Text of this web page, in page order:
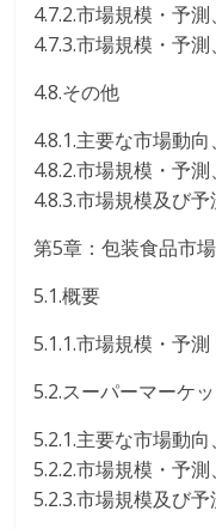
4.7.2.市場規模・予
4.7.3.市場規模・予
4.8.その他
4.8.1.主要な市場動
4.8.2.市場規模・予
4.8.3.市場規模及び
第5章：包装食品市
5.1.概要
5.1.1.市場規模・予測
5.2.スーパーマーケ
5.2.1.主要な市場動
5.2.2.市場規模・予
5.2.3.市場規模及び